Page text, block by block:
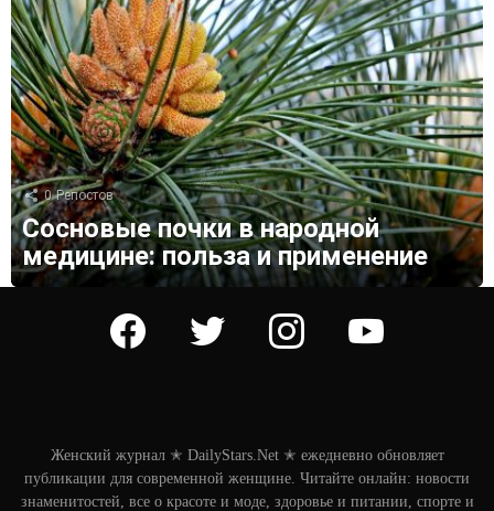
0 Репостов
Сосновые почки в народной
медицине: польза и применение
facebook twitter instagram youtube
Женский журнал ✭ DailyStars.Net ✭ ежедневно обновляет
публикации для современной женщине. Читайте онлайн: новости
знаменитостей, все о красоте и моде, здоровье и питании, спорте и